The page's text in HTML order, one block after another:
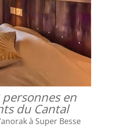
en
du Cantal
à Super Besse